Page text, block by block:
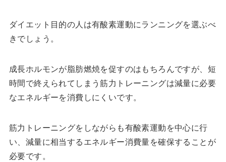
ダイエット目的の人は有酸素運動にランニングを選ぶべ
きでしょう。
成長ホルモンが脂肪燃焼を促すのはもちろんですが、短
時間で終えられてしまう筋力トレーニングは減量に必要
なエネルギーを消費しにくいです。
筋力トレーニングをしながらも有酸素運動を中心に行
い、減量に相当するエネルギー消費量を確保することが
必要です。